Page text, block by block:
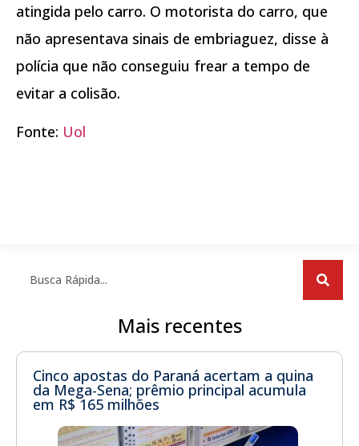
atingida pelo carro. O motorista do carro, que
não apresentava sinais de embriaguez, disse à
polícia que não conseguiu frear a tempo de
evitar a colisão.
Fonte: Uol
Mais recentes
Cinco apostas do Paraná acertam a quina
da Mega-Sena; prêmio principal acumula
em R$ 165 milhões